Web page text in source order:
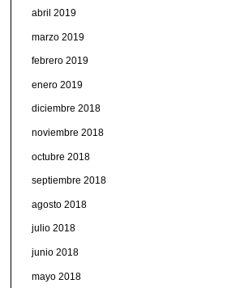
abril 2019
marzo 2019
febrero 2019
enero 2019
diciembre 2018
noviembre 2018
octubre 2018
septiembre 2018
agosto 2018
julio 2018
junio 2018
mayo 2018